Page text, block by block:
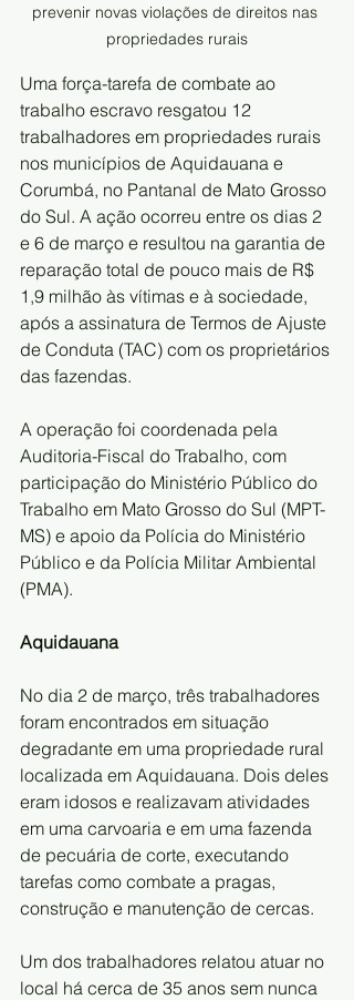
prevenir novas violações de direitos nas
propriedades rurais
Uma força-tarefa de combate ao
trabalho escravo resgatou 12
trabalhadores em propriedades rurais
nos municípios de Aquidauana e
Corumbá, no Pantanal de Mato Grosso
do Sul. A ação ocorreu entre os dias 2
e 6 de março e resultou na garantia de
reparação total de pouco mais de R$
1,9 milhão às vítimas e à sociedade,
após a assinatura de Termos de Ajuste
de Conduta (TAC) com os proprietários
das fazendas.
A operação foi coordenada pela
Auditoria-Fiscal do Trabalho, com
participação do Ministério Público do
Trabalho em Mato Grosso do Sul (MPT-
MS) e apoio da Polícia do Ministério
Público e da Polícia Militar Ambiental
(PMA).
Aquidauana
No dia 2 de março, três trabalhadores
foram encontrados em situação
degradante em uma propriedade rural
localizada em Aquidauana. Dois deles
eram idosos e realizavam atividades
em uma carvoaria e em uma fazenda
de pecuária de corte, executando
tarefas como combate a pragas,
construção e manutenção de cercas.
Um dos trabalhadores relatou atuar no
local há cerca de 35 anos sem nunca